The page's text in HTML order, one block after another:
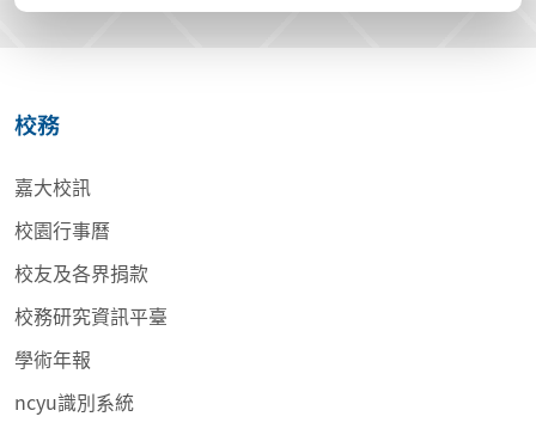
校務
嘉大校訊
校園行事曆
校友及各界捐款
校務研究資訊平臺
學術年報
ncyu識別系統